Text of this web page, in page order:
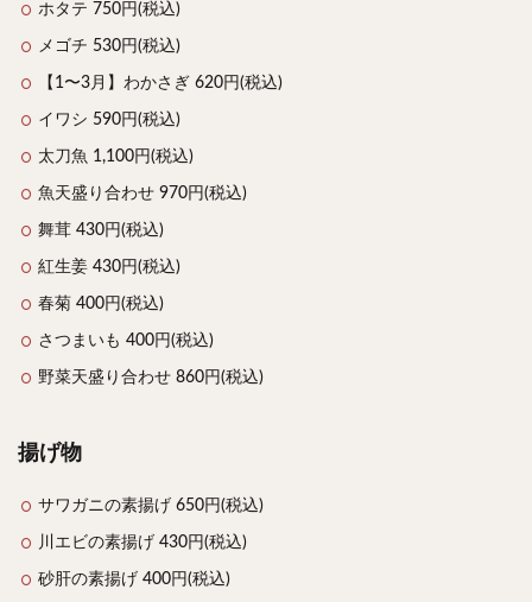
ホタテ 750円(税込)
メゴチ 530円(税込)
【1〜3月】わかさぎ 620円(税込)
イワシ 590円(税込)
太刀魚 1,100円(税込)
魚天盛り合わせ 970円(税込)
舞茸 430円(税込)
紅生姜 430円(税込)
春菊 400円(税込)
さつまいも 400円(税込)
野菜天盛り合わせ 860円(税込)
揚げ物
サワガニの素揚げ 650円(税込)
川エビの素揚げ 430円(税込)
砂肝の素揚げ 400円(税込)